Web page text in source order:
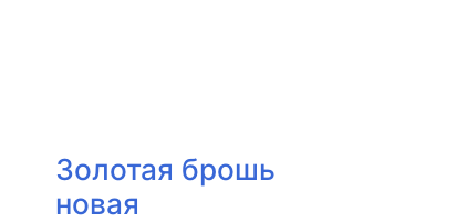
Золотая брошь
новая